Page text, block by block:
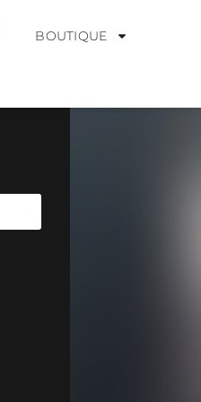
BOUTIQUE